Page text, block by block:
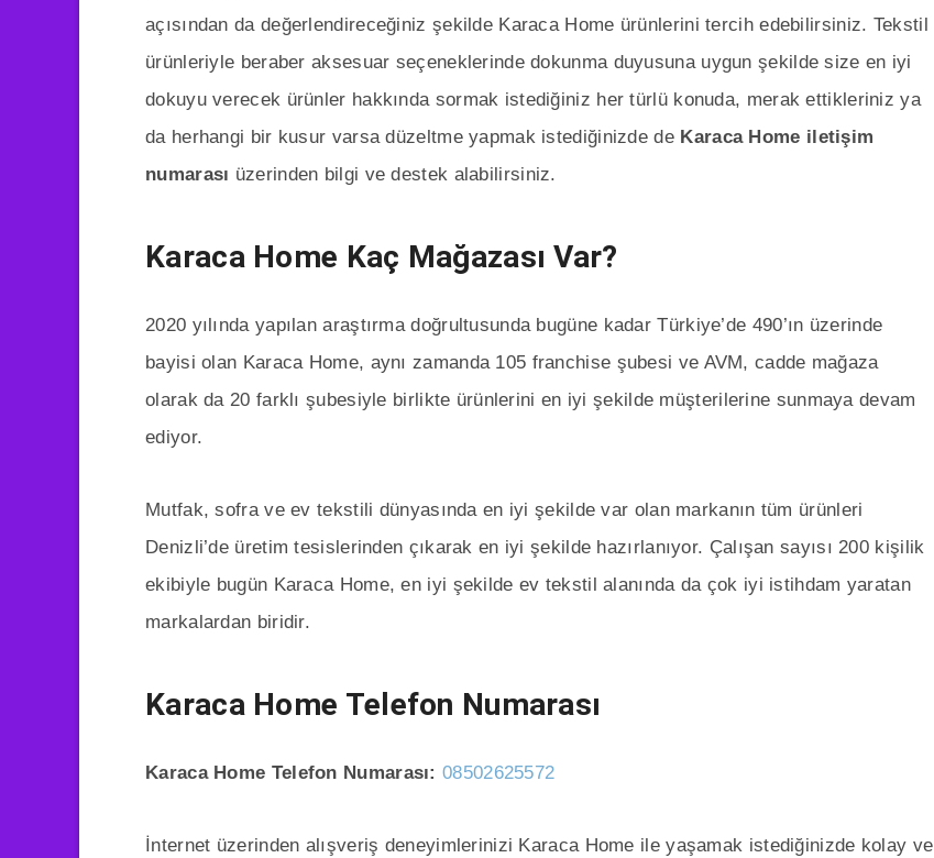
açısından da değerlendireceğiniz şekilde Karaca Home ürünlerini tercih edebilirsiniz. Tekstil
ürünleriyle beraber aksesuar seçeneklerinde dokunma duyusuna uygun şekilde size en iyi
dokuyu verecek ürünler hakkında sormak istediğiniz her türlü konuda, merak ettikleriniz ya
da herhangi bir kusur varsa düzeltme yapmak istediğinizde de Karaca Home iletişim
numarası üzerinden bilgi ve destek alabilirsiniz.
Karaca Home Kaç Mağazası Var?
2020 yılında yapılan araştırma doğrultusunda bugüne kadar Türkiye’de 490’ın üzerinde
bayisi olan Karaca Home, aynı zamanda 105 franchise şubesi ve AVM, cadde mağaza
olarak da 20 farklı şubesiyle birlikte ürünlerini en iyi şekilde müşterilerine sunmaya devam
ediyor.
Mutfak, sofra ve ev tekstili dünyasında en iyi şekilde var olan markanın tüm ürünleri
Denizli’de üretim tesislerinden çıkarak en iyi şekilde hazırlanıyor. Çalışan sayısı 200 kişilik
ekibiyle bugün Karaca Home, en iyi şekilde ev tekstil alanında da çok iyi istihdam yaratan
markalardan biridir.
Karaca Home Telefon Numarası
Karaca Home Telefon Numarası: 08502625572
İnternet üzerinden alışveriş deneyimlerinizi Karaca Home ile yaşamak istediğinizde kolay ve